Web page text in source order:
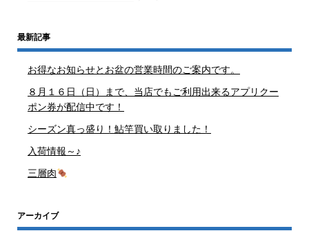
最新記事
お得なお知らせとお盆の営業時間のご案内です。
８月１６日（日）まで、当店でもご利用出来るアプリクー
ポン券が配信中です！
シーズン真っ盛り！鮎竿買い取りました！
入荷情報～♪
三層肉
アーカイブ